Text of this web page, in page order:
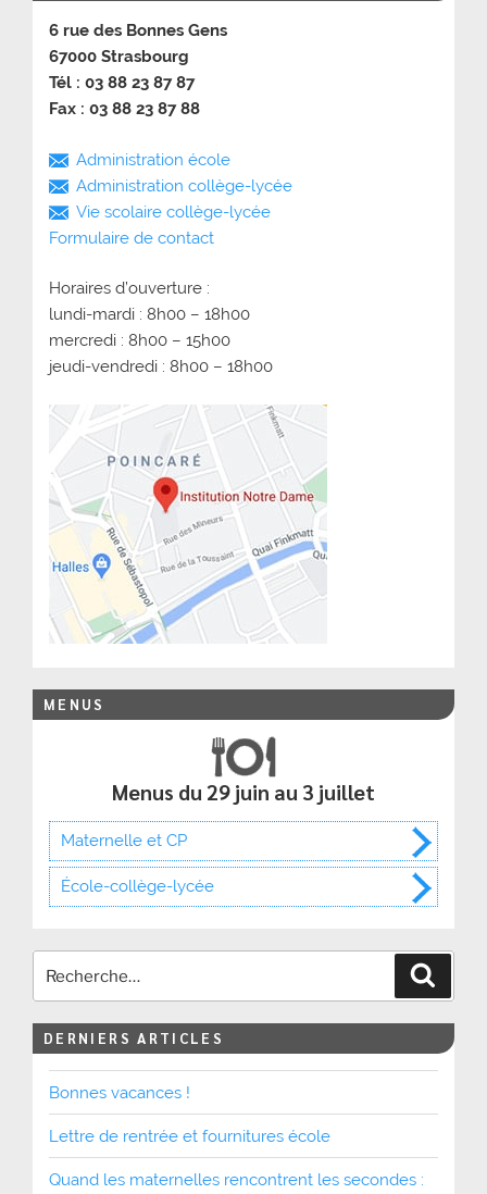
6 rue des Bonnes Gens
67000 Strasbourg
Tél : 03 88 23 87 87
Fax : 03 88 23 87 88
Administration école
Administration collège-lycée
Vie scolaire collège-lycée
Formulaire de contact
Horaires d’ouverture :
lundi-mardi : 8h00 – 18h00
mercredi : 8h00 – 15h00
jeudi-vendredi : 8h00 – 18h00
MENUS
Menus du 29 juin au 3 juillet
Maternelle et CP
École-collège-lycée
DERNIERS ARTICLES
Bonnes vacances !
Lettre de rentrée et fournitures école
Quand les maternelles rencontrent les secondes :